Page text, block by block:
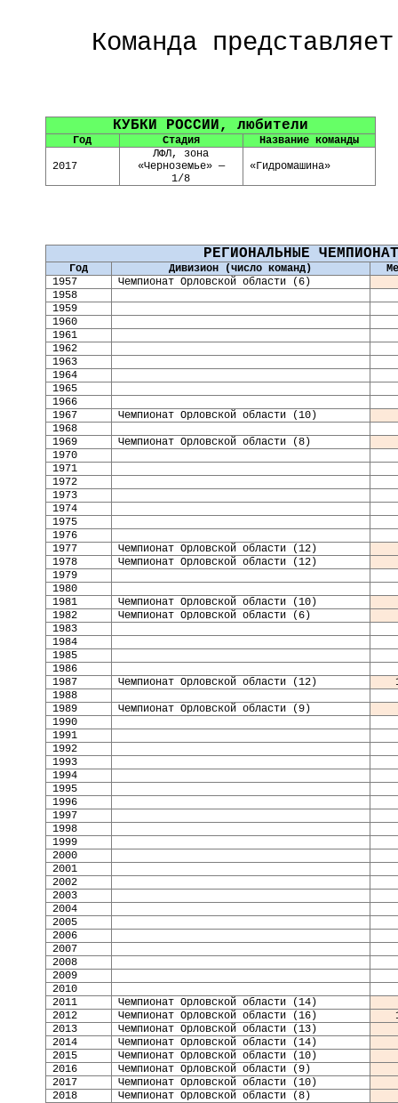
Команда
КУБКИ РОССИИ, любители
Год Стадия Название команды
2017
ЛФЛ, зона
«Черноземье» —
1/8
«Гидромашина»
РЕГИОНАЛЬНЫЕ
Год Дивизион (число команд)
1957
Чемпионат Орловской области (6)
1958
1959
1960
1961
1962
1963
1964
1965
1966
1967
Чемпионат Орловской области (10)
1968
1969
Чемпионат Орловской области (8)
1970
1971
1972
1973
1974
1975
1976
1977
Чемпионат Орловской области (12)
1978
Чемпионат Орловской области (12)
1979
1980
1981
Чемпионат Орловской области (10)
1982
Чемпионат Орловской области (6)
1983
1984
1985
1986
1987
Чемпионат Орловской области (12)
1988
1989
Чемпионат Орловской области (9)
1990
1991
1992
1993
1994
1995
1996
1997
1998
1999
2000
2001
2002
2003
2004
2005
2006
2007
2008
2009
2010
2011
Чемпионат Орловской области (14)
2012 Чемпионат Орловской области (16)
2013
Чемпионат Орловской области (13)
2014
Чемпионат Орловской области (14)
2015
Чемпионат Орловской области (10)
2016
Чемпионат Орловской области (9)
2017
Чемпионат Орловской области (10)
2018
Чемпионат Орловской области (8)